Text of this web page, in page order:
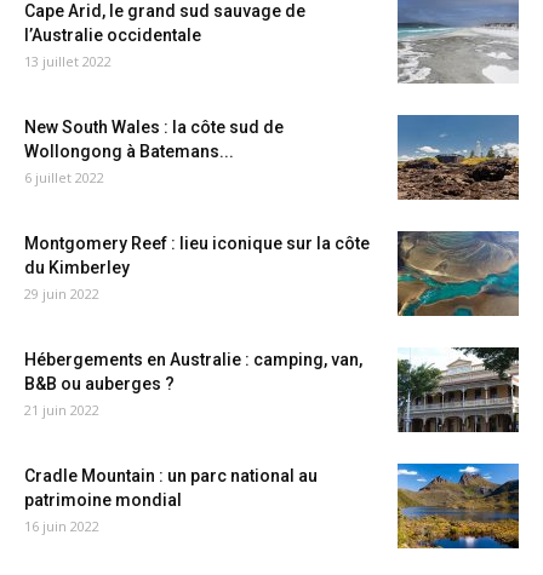
Cape Arid, le grand sud sauvage de
l’Australie occidentale
13 juillet 2022
New South Wales : la côte sud de
Wollongong à Batemans...
6 juillet 2022
Montgomery Reef : lieu iconique sur la côte
du Kimberley
29 juin 2022
Hébergements en Australie : camping, van,
B&B ou auberges ?
21 juin 2022
Cradle Mountain : un parc national au
patrimoine mondial
16 juin 2022